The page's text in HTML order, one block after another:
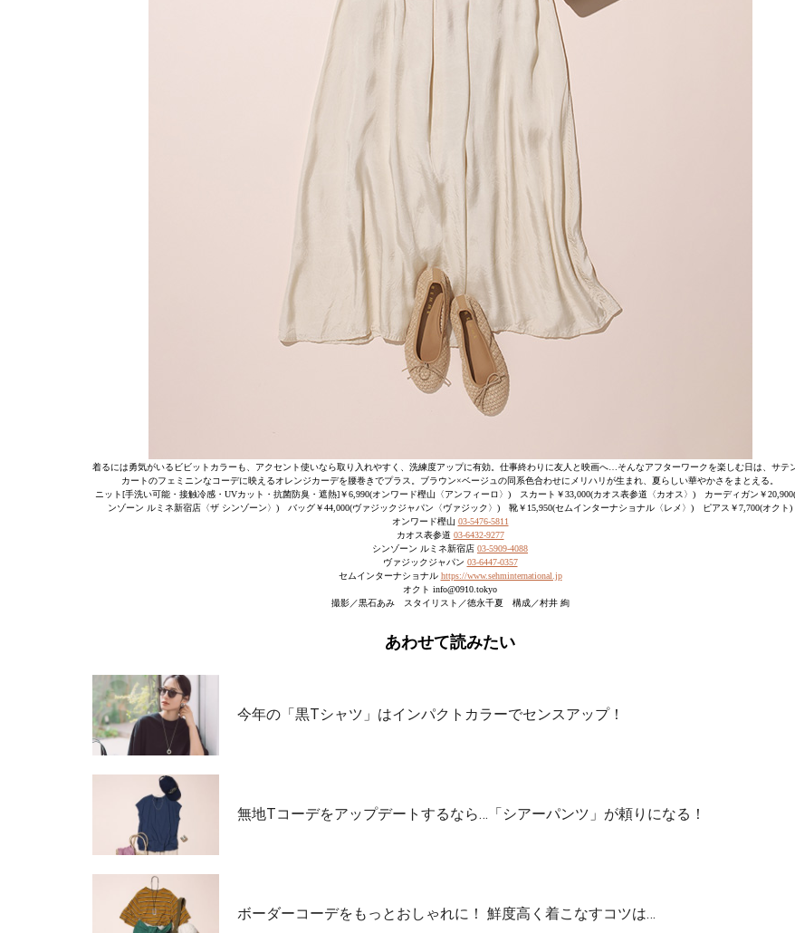
着るには勇気がいるビビットカラーも、アクセント使いなら取り入れやすく、洗練度アップに有効。仕事終わりに友人と映画へ…そんなアフターワークを楽しむ日は、サテ
カートのフェミニンなコーデに映えるオレンジカーデを腰巻きでプラス。ブラウン×ベージュの同系色合わせにメリハリが生まれ、夏らしい華やかさをまとえる。
ニット[手洗い可能・接触冷感・UVカット・抗菌防臭・遮熱]￥6,990(オンワード樫山〈アンフィーロ〉) スカート￥33,000(カオス表参道〈カオス〉) カーディガン￥
ンゾーン ルミネ新宿店〈ザ シンゾーン〉) バッグ￥44,000(ヴァジックジャパン〈ヴァジック〉) 靴￥15,950(セムインターナショナル〈レメ〉) ピアス￥7,700(オクト)
オンワード樫山 03-5476-5811
カオス表参道 ︎ 03-6432-9277
シンゾーン ルミネ新宿店 ︎ 03-5909-4088
ヴァジックジャパン ︎ 03-6447-0357
セムインターナショナル https://www.sehminternational.jp
オクト info@0910.tokyo
撮影／黒石あみ スタイリスト／徳永千夏 構成／村井 絢
あわせて読みたい
今年の「黒Tシャツ」はインパクトカラーでセンスアップ！
無地Tコーデをアップデートするなら…「シアーパンツ」が頼りになる！
ボーダーコーデをもっとおしゃれに！ 鮮度高く着こなすコツは…